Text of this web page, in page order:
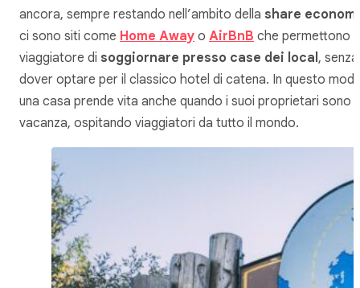
ancora, sempre restando nell’ambito della share
ci sono siti come Home Away o AirBnB che permettono
viaggiatore di soggiornare presso case dei local, senza
dover optare per il classico hotel di catena. In questo
una casa prende vita anche quando i suoi proprietari sono
vacanza, ospitando viaggiatori da tutto il mondo.